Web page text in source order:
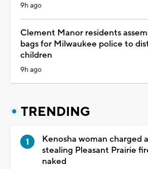
9h ago
Clement Manor residents
bags for Milwaukee police to
children
9h ago
TRENDING
Kenosha woman charged
stealing Pleasant Prairie
naked